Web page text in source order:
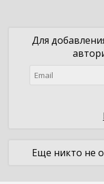
Для
Еще никто не